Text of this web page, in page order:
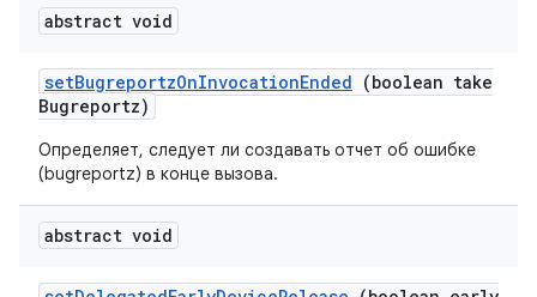
abstract void
setBugreportzOnInvocationEnded (boolean take
Bugreportz)
Определяет, следует ли создавать отчет об ошибке
(bugreportz) в конце вызова.
abstract void